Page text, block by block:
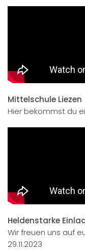
Mittelschule Liezen
Hier bekommst du
Heldenstarke
Wir freuen uns auf
29.11.2023